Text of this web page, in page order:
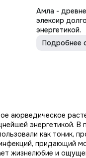
Амла -
элексир
энергетикой.
Подробнее
аюрведическое
энергетикой. В
как тоник,
придающий
жизнелюбие и